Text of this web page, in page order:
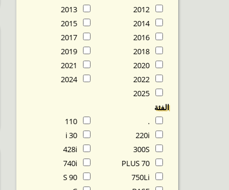
2014
2024
الفئة
.